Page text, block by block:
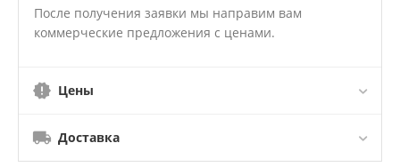
После получения заявки мы направим вам
коммерческие предложения с ценами.
Цены
Доставка